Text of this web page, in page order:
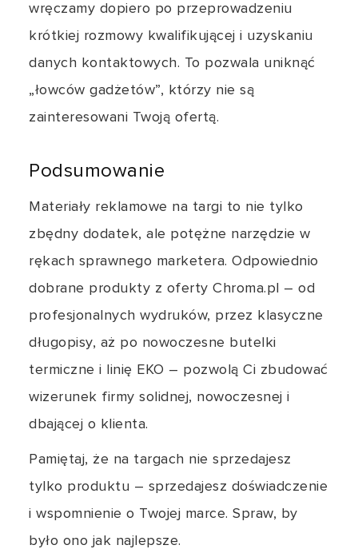
wręczamy dopiero po przeprowadzeniu
krótkiej rozmowy kwalifikującej i uzyskaniu
danych kontaktowych. To pozwala uniknąć
„łowców gadżetów”, którzy nie są
zainteresowani Twoją ofertą.
Podsumowanie
Materiały reklamowe na targi to nie tylko
zbędny dodatek, ale potężne narzędzie w
rękach sprawnego marketera. Odpowiednio
dobrane produkty z oferty Chroma.pl – od
profesjonalnych wydruków, przez klasyczne
długopisy, aż po nowoczesne butelki
termiczne i linię EKO – pozwolą Ci zbudować
wizerunek firmy solidnej, nowoczesnej i
dbającej o klienta.
Pamiętaj, że na targach nie sprzedajesz
tylko produktu – sprzedajesz doświadczenie
i wspomnienie o Twojej marce. Spraw, by
było ono jak najlepsze.